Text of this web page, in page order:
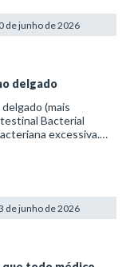
de junho de 2026
delgado
(mais
Bacterial
excessiva.
de junho de 2026